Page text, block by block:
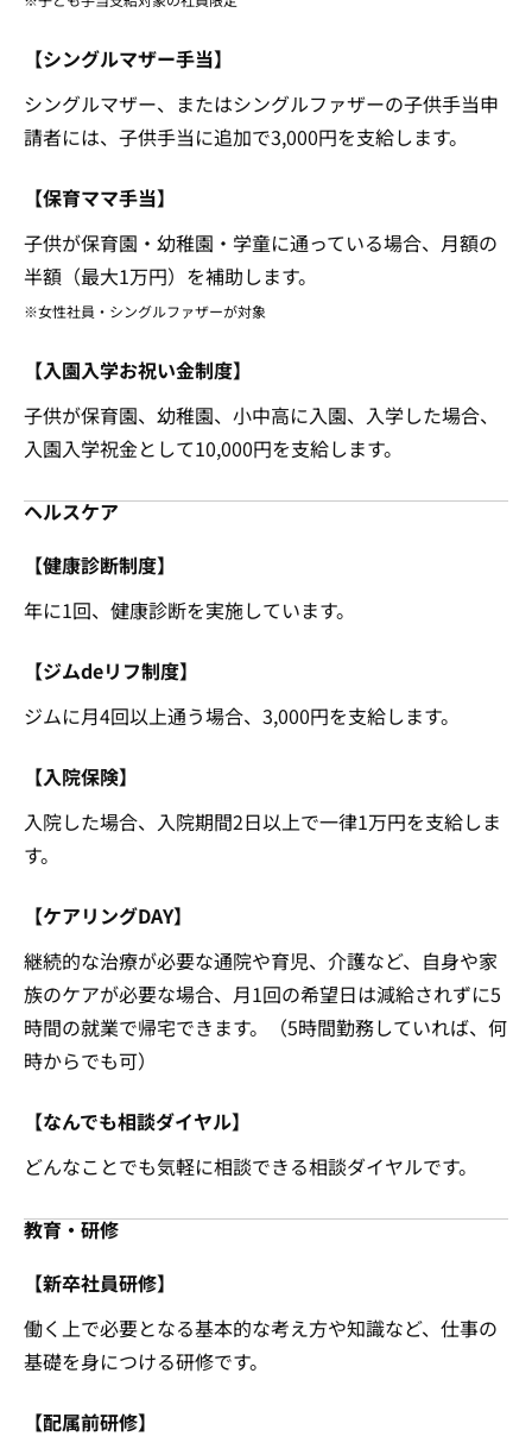
【シングルマザー手当】
シングルマザー、またはシングルファザーの子供手当申
請者には、子供手当に追加で3,000円を支給します。
【保育ママ手当】
子供が保育園・幼稚園・学童に通っている場合、月額の
半額（最大1万円）を補助します。
※女性社員・シングルファザーが対象
【入園入学お祝い金制度】
子供が保育園、幼稚園、小中高に入園、入学した場合、
入園入学祝金として10,000円を支給します。
ヘルスケア
【健康診断制度】
年に1回、健康診断を実施しています。
【ジムdeリフ制度】
ジムに月4回以上通う場合、3,000円を支給します。
【入院保険】
入院した場合、入院期間2日以上で一律1万円を支給しま
す。
【ケアリングDAY】
継続的な治療が必要な通院や育児、介護など、自身や家
族のケアが必要な場合、月1回の希望日は減給されずに5
時間の就業で帰宅できます。（5時間勤務していれば、何
時からでも可）
【なんでも相談ダイヤル】
どんなことでも気軽に相談できる相談ダイヤルです。
教育・研修
【新卒社員研修】
働く上で必要となる基本的な考え方や知識など、仕事の
基礎を身につける研修です。
【配属前研修】